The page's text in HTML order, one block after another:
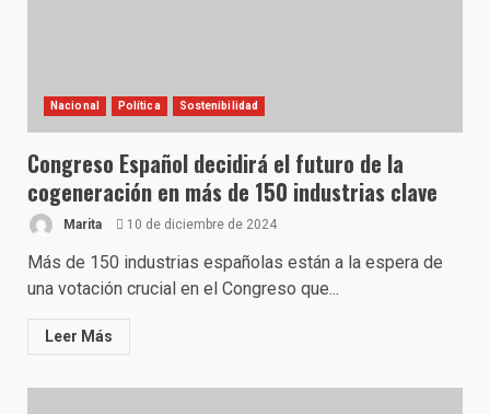
Nacional Política Sostenibilidad
Congreso Español decidirá el futuro de la
cogeneración en más de 150 industrias clave
Marita 10 de diciembre de 2024
Más de 150 industrias españolas están a la espera de
una votación crucial en el Congreso que...
Leer Más